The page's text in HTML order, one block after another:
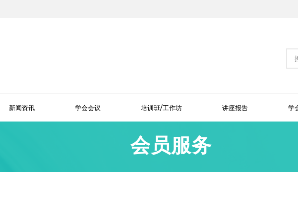
新闻资讯 学会会议 培训班/工作坊 讲座报告 学
会员服务